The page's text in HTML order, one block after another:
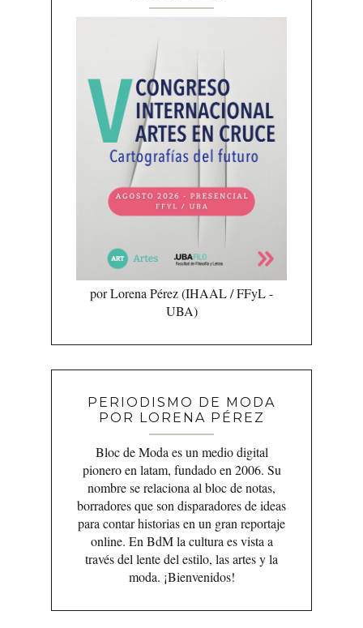
por Lorena Pérez (IHAAL / FFyL -
UBA)
PERIODISMO DE MODA
POR LORENA PÉREZ
Bloc de Moda es un medio digital
pionero en latam, fundado en 2006. Su
nombre se relaciona al bloc de notas,
borradores que son disparadores de ideas
para contar historias en un gran reportaje
online. En BdM la cultura es vista a
través del lente del estilo, las artes y la
moda. ¡Bienvenidos!